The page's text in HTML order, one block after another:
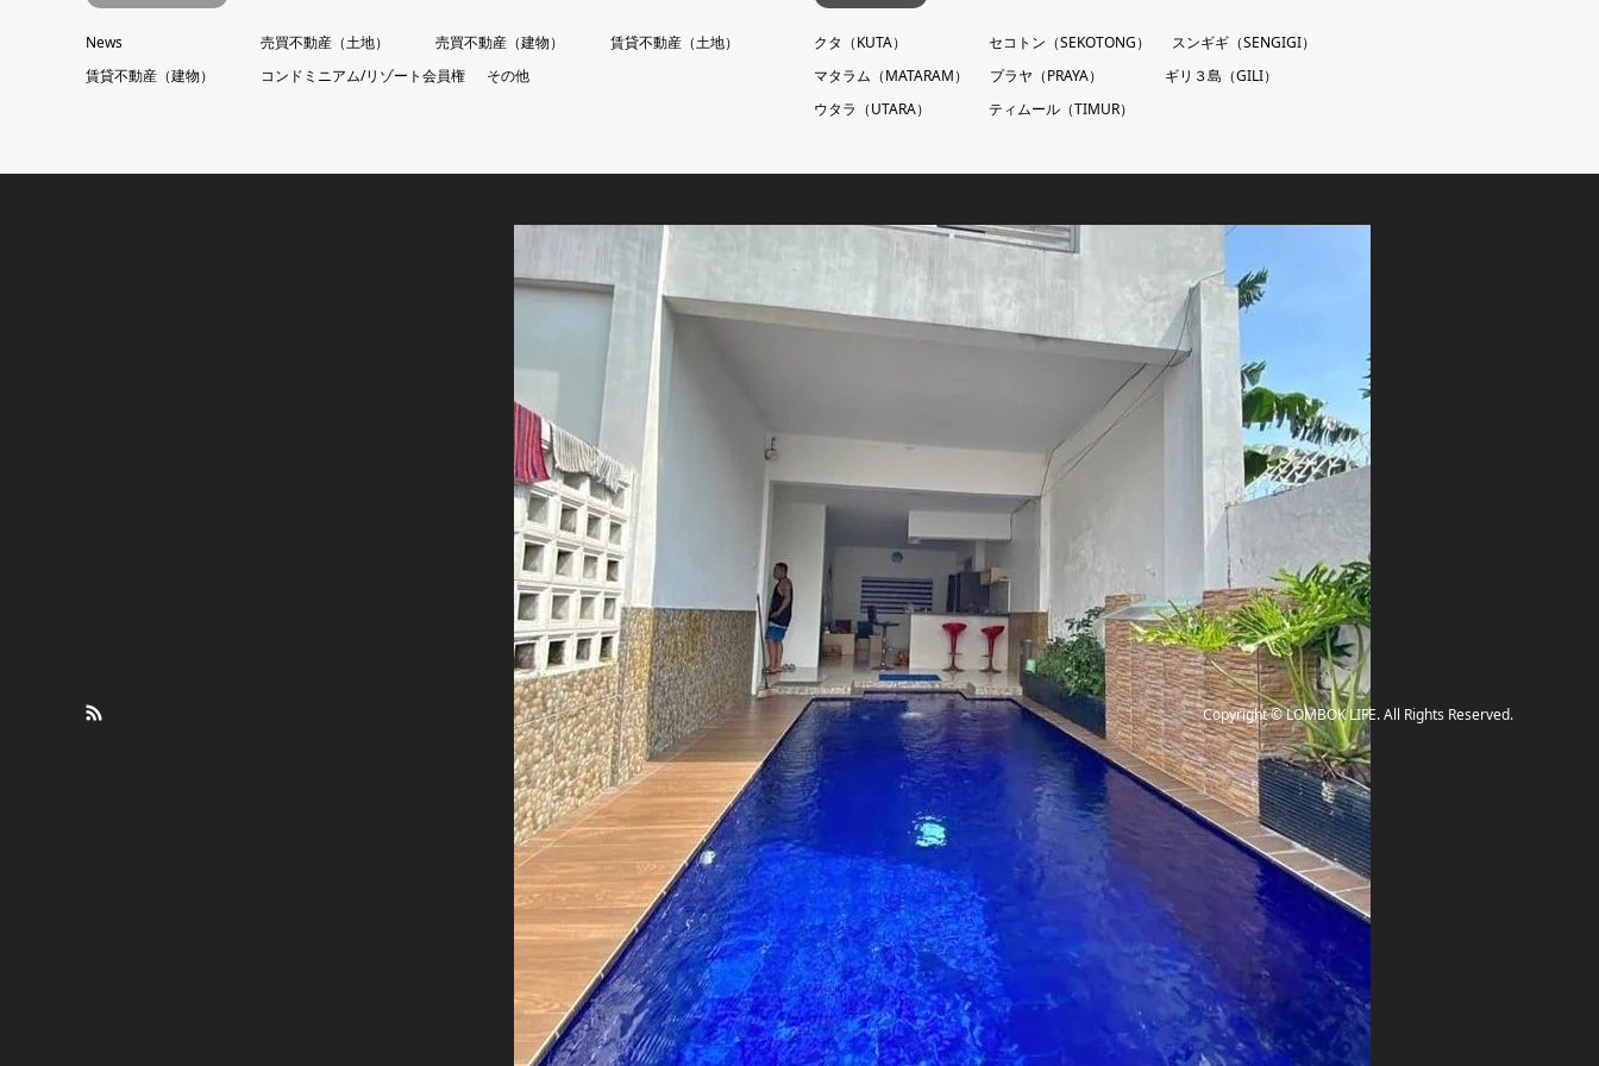
News 売買不動産（土地） 売買不動産（建物）
賃貸不動産（土地）
賃貸不動産（建物）
コンドミニアム/リゾート会員権 その他
クタ（KUTA） セコトン（SEKOTONG）
スンギギ（SENGIGI）
マタラム（MATARAM）
プラヤ（PRAYA）
ギリ３島（GILI）
ウタラ（UTARA）
ティムール（TIMUR）
Copyright©LOMBOK LIFE. All Rights Reserved.